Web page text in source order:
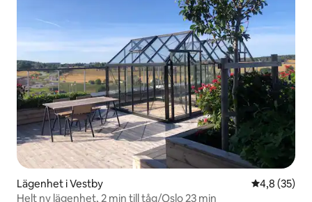
Lägenhet i Vestby 4,8 av 5 i
4,8 (35)
Helt ny lägenhet, 2 min till tåg/Oslo 23 min